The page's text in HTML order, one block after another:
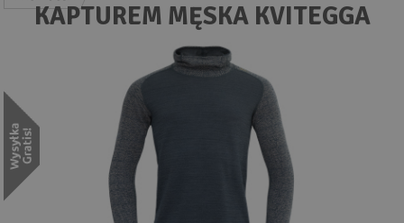
KAPTUREM MĘSKA KVITEGGA